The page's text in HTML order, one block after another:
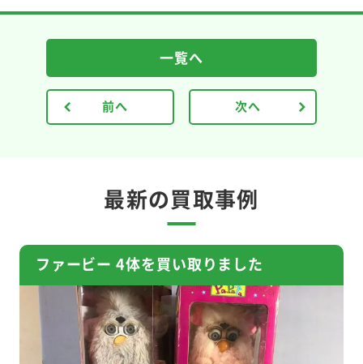
前へ
一覧へ
次へ
最新の買取事例
ファービー 4体を買い取りました